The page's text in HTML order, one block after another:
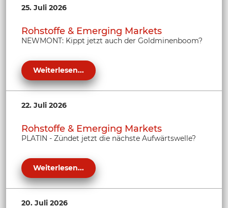
25. Juli 2026
Rohstoffe & Emerging Markets
NEWMONT: Kippt jetzt auch der Goldminenboom?
Weiterlesen...
22. Juli 2026
Rohstoffe & Emerging Markets
PLATIN - Zündet jetzt die nächste Aufwärtswelle?
Weiterlesen...
20. Juli 2026